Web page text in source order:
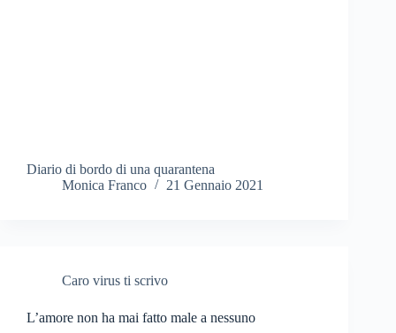
Diario di bordo di una quarantena
Monica Franco
21 Gennaio 2021
Caro virus ti scrivo
L’amore non ha mai fatto male a nessuno